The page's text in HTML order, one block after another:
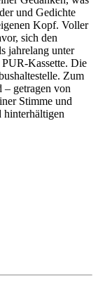
und Gedichte
Kopf. Voller
sich den
jahrelang unter
Kassette. Die
Zum
getragen von
Stimme und
hinterhältigen